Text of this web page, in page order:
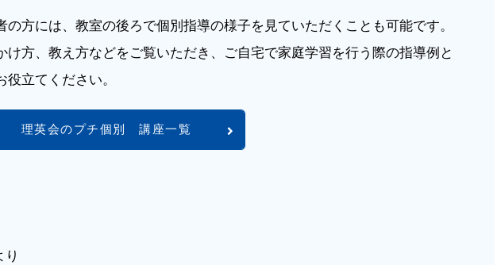
の方には、教室の後ろで個別指導の様子を見ていただくことも可能です。
け方、教え方などをご覧いただき、ご自宅で家庭学習を行う際の指導例と
役立てください。
理英会のプチ個別 講座一覧